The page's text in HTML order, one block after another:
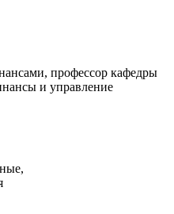
профессор кафедры
и управление